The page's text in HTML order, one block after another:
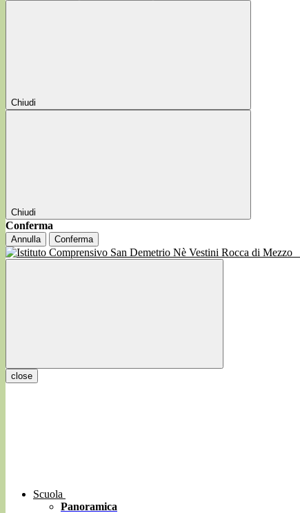
Chiudi
Chiudi
Conferma
Annulla Conferma
close
Scuola
Panoramica